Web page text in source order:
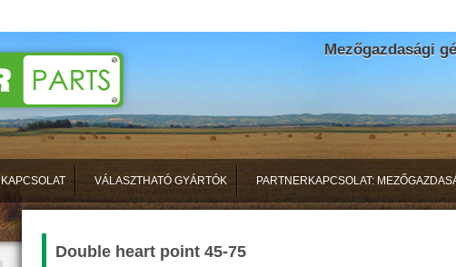
Mezőgazdasági
KAPCSOLAT VÁLASZTHATÓ GYÁRTÓK PARTNERKAPCSOLAT:
Double heart point 45-75